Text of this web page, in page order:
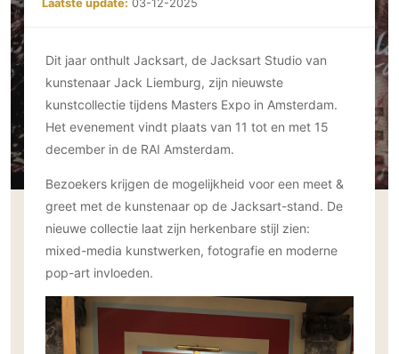
Woondecoratie
Inrichting
Roomdividers
Bedden
Meubels
Verlichting
Haarden
Keuken
Keukens
Ramen
Buitendeuren
Deursystemen
Glazen wandsystemen
Vouwwanden
Garagedeuren
Zonwering
Zonwering
Buitenshutters
Overig
3D visualisaties
Tuinmeubelen
Tuinverlichting
Omheining
Hekwerken en poorten
Zwemmen
Zwembad en zwemvijver
Tuin wellness
Buitenvloeren
Houten buitenvloeren
Natuursteen en keramiek
buitenvloeren
Kinderkamer
Serre/Veranda
Slaapkamer
Thuisbioscoop
Toilet
Wellness
Werkkamer
Woonkamer
Terrasoverkapping
Laatste update: 03-12-2025
Dit jaar onthult Jacksart, de Jacksart Studio van
kunstenaar Jack Liemburg, zijn nieuwste
kunstcollectie tijdens Masters Expo in Amsterdam.
Het evenement vindt plaats van 11 tot en met 15
december in de RAI Amsterdam.
Bezoekers krijgen de mogelijkheid voor een meet &
greet met de kunstenaar op de Jacksart-stand. De
nieuwe collectie laat zijn herkenbare stijl zien:
mixed-media kunstwerken, fotografie en moderne
pop-art invloeden.